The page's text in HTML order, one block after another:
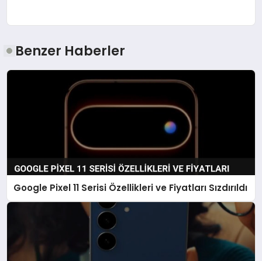
Benzer Haberler
Google Pixel 11 Serisi Özellikleri ve Fiyatları Sızdırıldı